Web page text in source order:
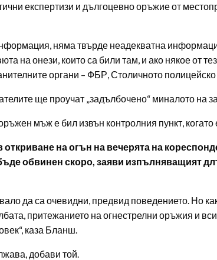
експертизи и дългоцевно оръжие от
няма твърде неадекватна
на онези, които са били там, и ако някое от
органи – ФБР, Столичното полицейско
ще проучат „задълбочено“ миналото на
мъж е бил извън контролния пункт, когато
на огън на вечерята на
обвинен скоро, заяви изпълняващият
да са очевидни, предвид поведението. Но
притежанието на огнестрелни оръжия и
каза Бланш.
добави той.